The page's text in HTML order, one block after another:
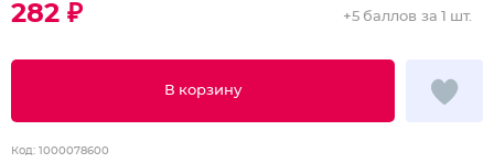
282 ₽
В корзину
+5 баллов за 1 шт.
Код: 1000078600